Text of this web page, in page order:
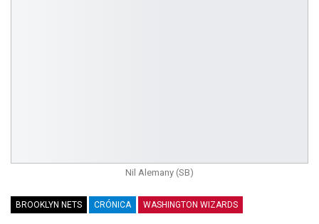
Nil Alemany (SB)
BROOKLYN NETS CRÓNICA WASHINGTON WIZARDS